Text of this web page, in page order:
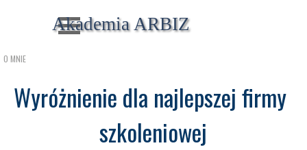
Pomiń menu
Akademia ARBIZ
O MNIE
Wyróżnienie dla najlepszej firmy
szkoleniowej